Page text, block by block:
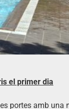
el primer dia
portes amb una